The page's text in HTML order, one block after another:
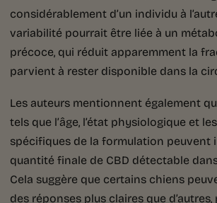
considérablement d’un individu à
variabilité pourrait être liée à un
précoce, qui réduit apparemment la
parvient à rester disponible dans la
Les auteurs mentionnent également
tels que l’âge, l’état physiologique et
spécifiques de la formulation peuvent
quantité finale de CBD détectable
Cela suggère que certains chiens
des réponses plus claires que d’autres,